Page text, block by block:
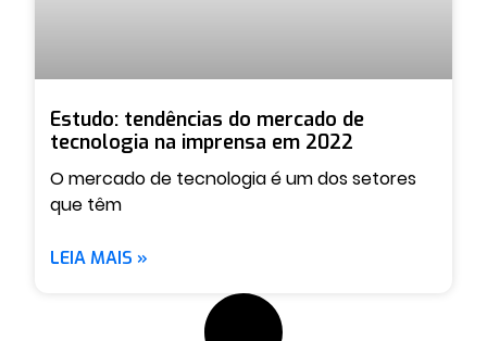
Estudo: tendências do mercado de
tecnologia na imprensa em 2022
O mercado de tecnologia é um dos setores
que têm
LEIA MAIS »